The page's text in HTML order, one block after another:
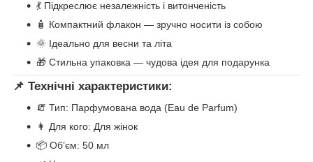
💃 Підкреслює незалежність і витонченість
🧴 Компактний флакон — зручно носити із собою
🌞 Ідеально для весни та літа
🎁 Стильна упаковка — чудова ідея для подарунка
📌 Технічні характеристики:
🧯 Тип: Парфумована вода (Eau de Parfum)
👩 Для кого: Для жінок
📦 Об’єм: 50 мл